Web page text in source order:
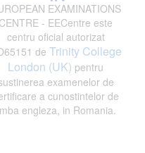
EXAMINATIONS
CENTRE - EECentre este
centru oficial autorizat
de Trinity College
London (UK) pentru
examenelor de
a cunostintelor de
engleza, in Romania.